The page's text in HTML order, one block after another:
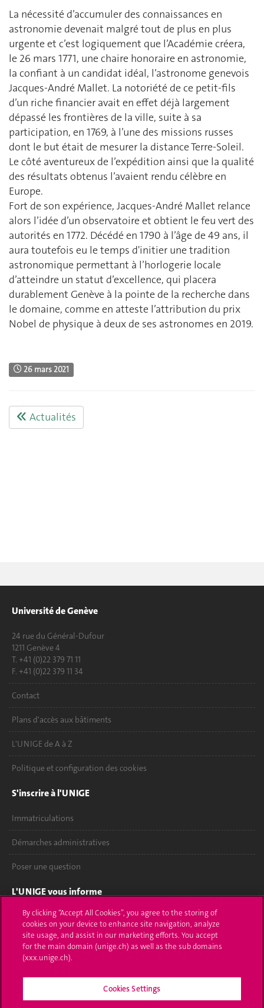
La nécessité d’accumuler des connaissances en
astronomie devenait malgré tout de plus en plus
urgente et c’est logiquement que l’Académie créera,
le 26 mars 1771, une chaire honoraire en astronomie,
la confiant à un candidat idéal, l’astronome genevois
Jacques-André Mallet. La notoriété de ce petit-fils
d’un riche financier avait en effet déjà largement
dépassé les frontières de la ville, suite à sa
participation, en 1769, à l’une des missions russes
dont le but était de mesurer la distance Terre-Soleil.
Le côté aventureux de l’expédition ainsi que la qualité
des résultats obtenus l’avaient rendu célèbre en
Europe.
Fort de son expérience, Jacques-André Mallet relance
alors l’idée d’un observatoire et obtient le feu vert des
autorités en 1772. Décédé en 1790 à l’âge de 49 ans, il
aura toutefois eu le temps d'initier une tradition
astronomique permettant à l’horlogerie locale
d’atteindre un statut d’excellence, qui placera
durablement Genève à la pointe de la recherche dans
le domaine, comme en atteste l’attribution du prix
Nobel de physique à deux de ses astronomes en 2019.
26 mars 2021
Actualités
Université de Genève
24 rue du Général-Dufour
1211 Genève 4
T. +41 (0)22 379 71 11
F. +41 (0)22 379 11 34
Contact
Plans d'accès aux bâtiments
L'UNIGE de A à Z
Politique et configuration des cookies
S'inscrire à l'UNIGE
Immatriculations
Démarches administratives
Poser une question
L'UNIGE vous informe
UNIGE Mobile
Médias
Offres d'emploi
By clicking “Accept All Cookies”, you agree to the storing of
cookies on your device to enhance site navigation, analyze
site usage, and assist in our marketing efforts. You accept
for the main domain (unige.ch) as well as the sub domains
(xxx.unige.ch).
Cookies Settings